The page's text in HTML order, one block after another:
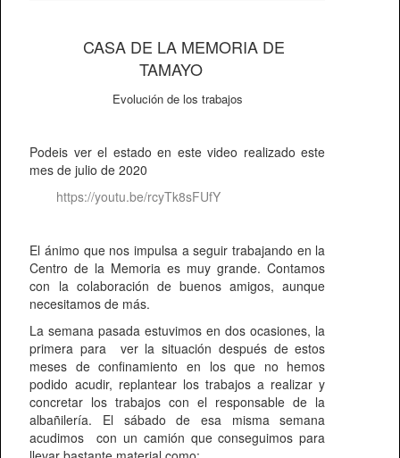
CASA DE LA MEMORIA DE
TAMAYO
Evolución de los trabajos
Podeis ver el estado en este video realizado este
mes de julio de 2020
https://youtu.be/rcyTk8sFUfY
El ánimo que nos impulsa a seguir trabajando en la
Centro de la Memoria es muy grande. Contamos
con la colaboración de buenos amigos, aunque
necesitamos de más.
La semana pasada estuvimos en dos ocasiones, la
primera para ver la situación después de estos
meses de confinamiento en los que no hemos
podido acudir, replantear los trabajos a realizar y
concretar los trabajos con el responsable de la
albañilería. El sábado de esa misma semana
acudimos con un camión que conseguimos para